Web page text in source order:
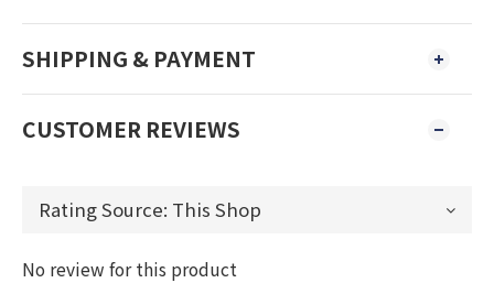
SHIPPING & PAYMENT
CUSTOMER REVIEWS
No review for this product